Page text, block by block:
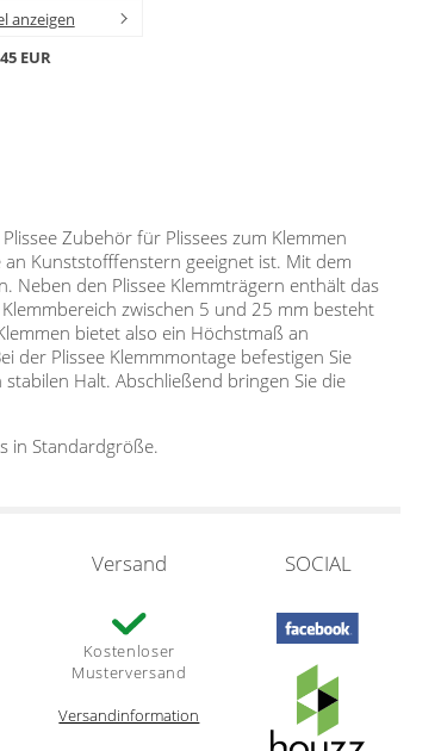
anzeigen
EUR
Zubehör für Plissees zum Klemmen
Kunststofffenstern geeignet ist. Mit dem
Neben den Plissee Klemmträgern enthält das
zwischen 5 und 25 mm besteht
bietet also ein Höchstmaß an
der Plissee Klemmmontage befestigen Sie
Halt. Abschließend bringen Sie die
in Standardgröße.
Versand
Kostenloser
Musterversand
Versandinformation
SOCIAL